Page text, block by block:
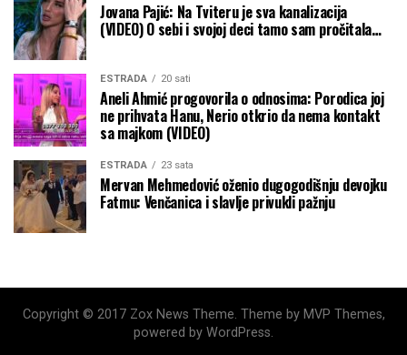
Jovana Pajić: Na Tviteru je sva kanalizacija
(VIDEO) O sebi i svojoj deci tamo sam pročitala…
ESTRADA 20 sati
Aneli Ahmić progovorila o odnosima: Porodica joj
ne prihvata Hanu, Nerio otkrio da nema kontakt
sa majkom (VIDEO)
ESTRADA 23 sata
Mervan Mehmedović oženio dugogodišnju devojku
Fatmu: Venčanica i slavlje privukli pažnju
Copyright © 2017 Zox News Theme. Theme by MVP Themes,
powered by WordPress.